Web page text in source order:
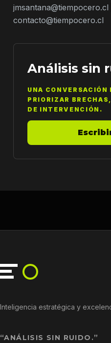
jmsantana@tiempocero.cl
contacto@tiempocero.cl
Análisis sin
UNA
PRIORIZAR
DE INTERVENCIÓN.
Inteligencia estratégica y
“ANÁLISIS SIN RUIDO.”